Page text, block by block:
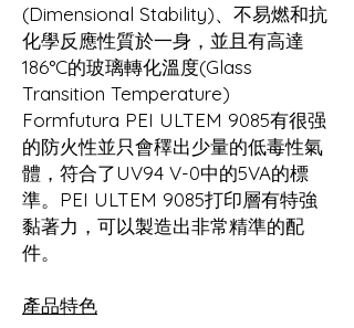
(Dimensional Stability)、不易燃和抗
化學反應性質於一身，並且有高達
186°C的玻璃轉化溫度(Glass
Transition Temperature)
Formfutura PEI ULTEM 9085有很强
的防火性並只會䆁出少量的低毒性氣
體，符合了UV94 V-0中的5VA的標
準。PEI ULTEM 9085打印層有特強
黏著力，可以製造出非常精準的配
件。
產品特色